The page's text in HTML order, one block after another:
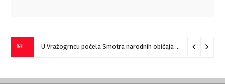
„Pesme za česme“ večeras kod Tackove česme u Zaječaru